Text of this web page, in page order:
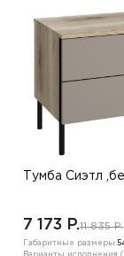
Тумба Сиэтл
7 173 P.11 835 P.
Габаритные размеры:
Варианты исполнения